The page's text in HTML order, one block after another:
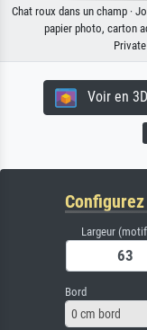
Chat roux dans un champ ·
papier photo, carton
Voir en
Largeur
Bord
0 cm bord